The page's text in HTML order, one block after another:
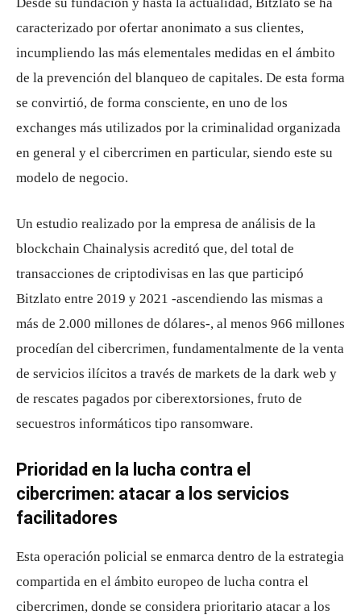
caracterizado por ofertar anonimato a sus clientes,
incumpliendo las más elementales medidas en el ámbito
de la prevención del blanqueo de capitales. De esta forma
se convirtió, de forma consciente, en uno de los
exchanges más utilizados por la criminalidad organizada
en general y el cibercrimen en particular, siendo este su
modelo de negocio.
Un estudio realizado por la empresa de análisis de la
blockchain Chainalysis acreditó que, del total de
transacciones de criptodivisas en las que participó
Bitzlato entre 2019 y 2021 -ascendiendo las mismas a
más de 2.000 millones de dólares-, al menos 966 millones
procedían del cibercrimen, fundamentalmente de la venta
de servicios ilícitos a través de markets de la dark web y
de rescates pagados por ciberextorsiones, fruto de
secuestros informáticos tipo ransomware.
Prioridad en la lucha contra el
cibercrimen: atacar a los servicios
facilitadores
Esta operación policial se enmarca dentro de la estrategia
compartida en el ámbito europeo de lucha contra el
cibercrimen, donde se considera prioritario atacar a los